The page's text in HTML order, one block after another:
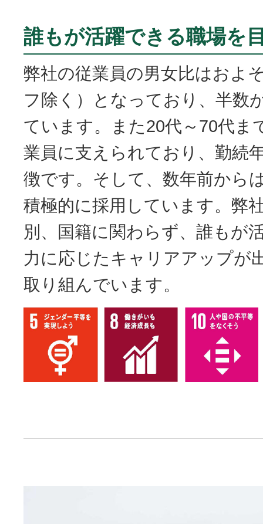
誰もが活躍できる職場を
弊社の従業員の男女比はおよ
フ除く）となっており、半数
ています。また20代～70代ま
業員に支えられており、勤続
徴です。そして、数年前から
積極的に採用しています。弊
別、国籍に関わらず、誰もが
力に応じたキャリアアップが
取り組んでいます。